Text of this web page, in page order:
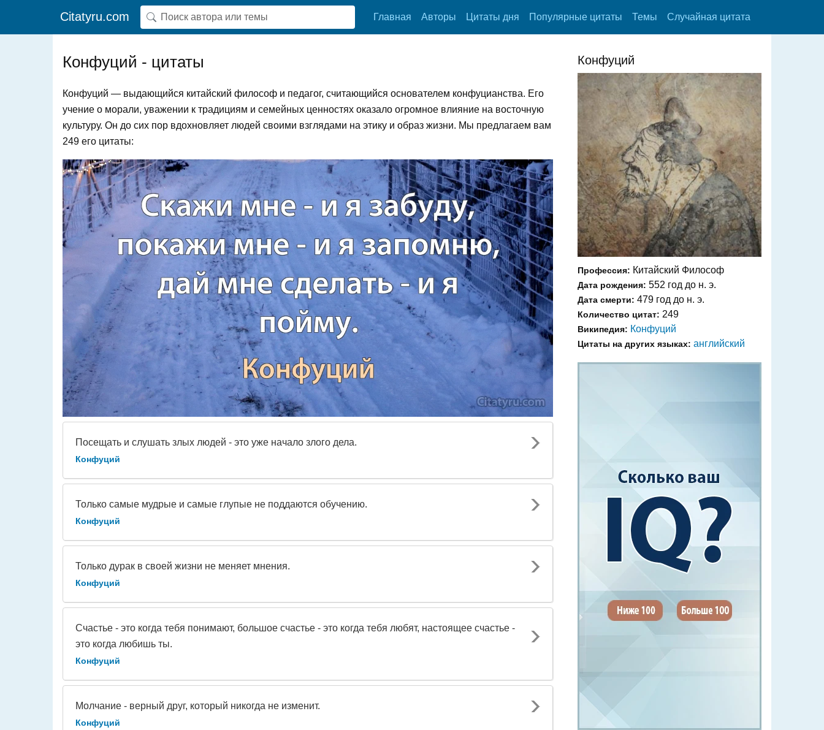
Citatyru.com Главная Авторы Цитаты дня Популярные цитаты Темы Случайная цитата
Конфуций - цитаты
Конфуций — выдающийся китайский философ и педагог, считающийся основателем конфуцианства. Его
учение о морали, уважении к традициям и семейных ценностях оказало огромное влияние на восточную
культуру. Он до сих пор вдохновляет людей своими взглядами на этику и образ жизни. Мы предлагаем вам
249 его цитаты:
Посещать и слушать злых людей - это уже начало злого дела.
Конфуций
Только самые мудрые и самые глупые не поддаются обучению.
Конфуций
Только дурак в своей жизни не меняет мнения.
Конфуций
Счастье - это когда тебя понимают, большое счастье - это когда тебя любят, настоящее счастье -
это когда любишь ты.
Конфуций
Молчание - верный друг, который никогда не изменит.
Конфуций
Конфуций
Профессия: Китайский Философ
Дата рождения: 552 год до н. э.
Дата смерти: 479 год до н. э.
Количество цитат: 249
Википедия: Конфуций
Цитаты на других языках: английский